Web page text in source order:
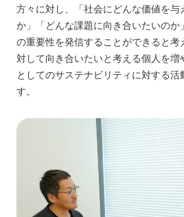
方々に対し、「社会にどんな価値を与
か」「どんな課題に向き合いたいのか
の重要性を発信することができると考
対して向き合いたいと考える個人を増
としてのサステナビリティに対する活
す。